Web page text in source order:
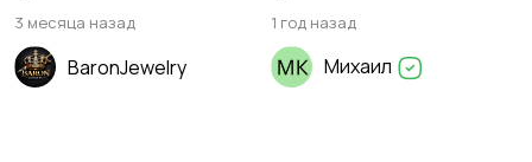
3 месяца назад
BaronJewelry
1 год назад
Михаил